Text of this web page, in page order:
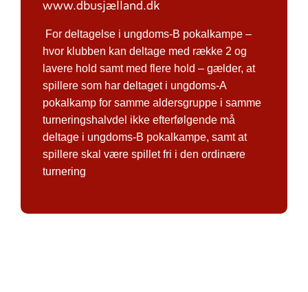
www.dbusjælland.dk
For deltagelse i ungdoms-B pokalkampe –
hvor klubben kan deltage med række 2 og
lavere hold samt med flere hold – gælder, at
spillere som har deltaget i ungdoms-A
pokalkamp for samme aldersgruppe i samme
turneringshalvdel ikke efterfølgende må
deltage i ungdoms-B pokalkampe, samt at
spillere skal være spillet fri i den ordinære
turnering